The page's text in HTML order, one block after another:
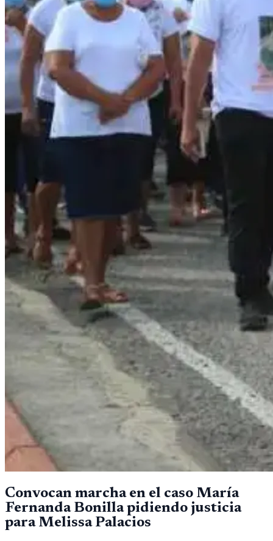
Convocan marcha en el caso María
Fernanda Bonilla pidiendo justicia
para Melissa Palacios